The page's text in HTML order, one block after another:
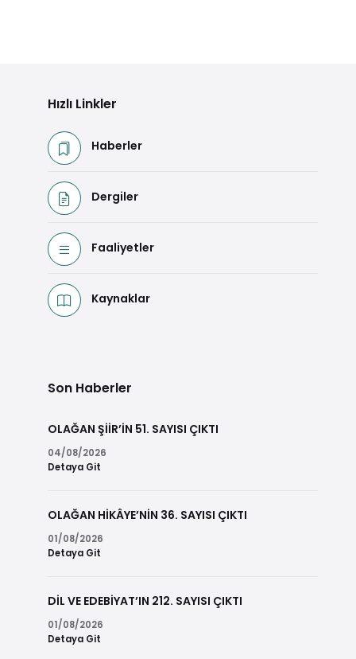
Hızlı Linkler
Haberler
Dergiler
Faaliyetler
Kaynaklar
Son Haberler
OLAĞAN ŞİİR’İN 51. SAYISI ÇIKTI
04/08/2026
Detaya Git
OLAĞAN HİKÂYE’NİN 36. SAYISI ÇIKTI
01/08/2026
Detaya Git
DİL VE EDEBİYAT’IN 212. SAYISI ÇIKTI
01/08/2026
Detaya Git